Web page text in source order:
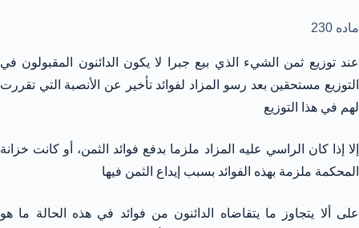
ماده 230
عند توزيع ثمن الشيء الذي بيع جبرا لا يكون الدائنون المقبولون في
التوزيع مستحقين بعد رسو المزاد لفوائد تأخير عن الأنصبة التي تقررت
لهم في هذا التوزيع
إلا إذا كان الراسي عليه المزاد ملزما بدفع فوائد الثمن، أو كانت خزانة
المحكمة ملزمة بهذه الفوائد بسبب إيداع الثمن فيها
على ألا يتجاوز ما يتقاضاه الدائنون من فوائد في هذه الحالة ما هو